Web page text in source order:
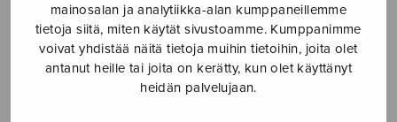
mainosalan ja analytiikka-alan kumppaneillemme
tietoja siitä, miten käytät sivustoamme. Kumppanimme
voivat yhdistää näitä tietoja muihin tietoihin, joita olet
antanut heille tai joita on kerätty, kun olet käyttänyt
heidän palvelujaan.